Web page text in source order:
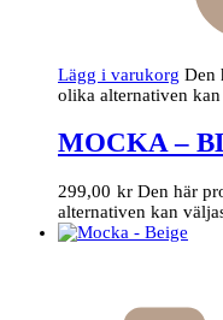
Lägg i varukorg Den
olika alternativen
MOCKA –
299,00 kr Den här
alternativen kan